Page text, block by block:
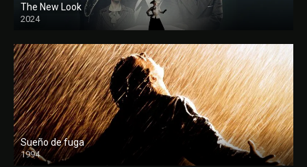
The New Look
2024
Sueño de fuga
1994
FULL HD